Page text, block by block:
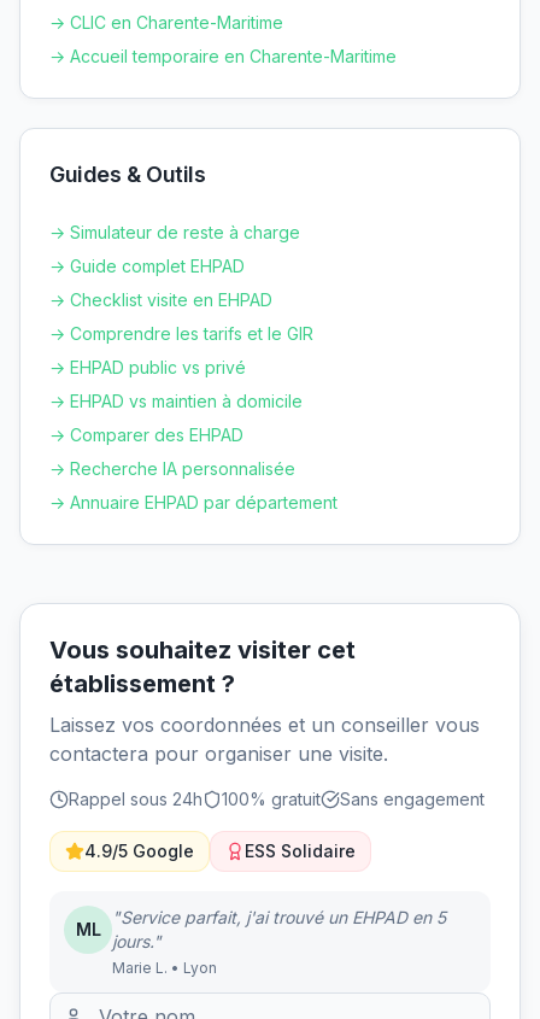
→ CLIC en Charente-Maritime
→ Accueil temporaire en Charente-Maritime
Guides & Outils
→ Simulateur de reste à charge
→ Guide complet EHPAD
→ Checklist visite en EHPAD
→ Comprendre les tarifs et le GIR
→ EHPAD public vs privé
→ EHPAD vs maintien à domicile
→ Comparer des EHPAD
→ Recherche IA personnalisée
→ Annuaire EHPAD par département
Vous souhaitez visiter cet
établissement ?
Laissez vos coordonnées et un conseiller vous
contactera pour organiser une visite.
Rappel sous 24h 100% gratuit Sans engagement
4.9/5 Google ESS Solidaire
ML
"Service parfait, j'ai trouvé un EHPAD en 5
jours."
Marie L. • Lyon